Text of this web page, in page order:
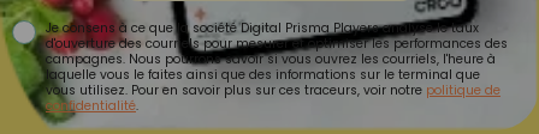
Je consens à ce que la société Digital Prisma Players analyse le taux
d'ouverture des courriels pour mesurer et optimiser les performances des
campagnes. Nous pourrons savoir si vous ouvrez les courriels, l'heure à
laquelle vous le faites ainsi que des informations sur le terminal que
vous utilisez. Pour en savoir plus sur ces traceurs, voir notre politique de
confidentialité.